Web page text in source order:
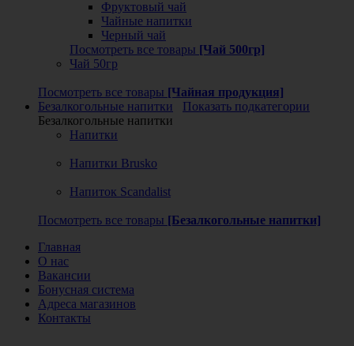
Фруктовый чай
Чайные напитки
Черный чай
Посмотреть все товары [Чай 500гр]
Чай 50гр
Посмотреть все товары [Чайная продукция]
Безалкогольные напитки
Показать подкатегории
Безалкогольные напитки
Напитки
Напитки Brusko
Напиток Scandalist
Посмотреть все товары [Безалкогольные напитки]
Главная
О нас
Вакансии
Бонусная система
Адреса магазинов
Контакты